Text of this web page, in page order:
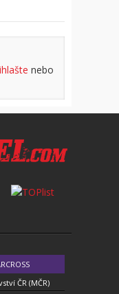
nebo
ČR (MČR)